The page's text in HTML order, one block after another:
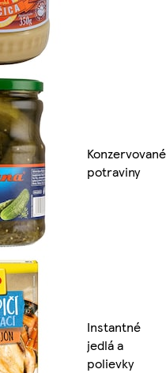
Konzervované
potraviny
Instantné
jedlá a
polievky